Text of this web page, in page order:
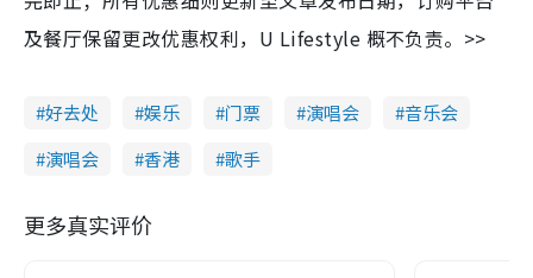
及餐厅保留更改优惠权利，U Lifestyle 概不负责。>>
好去处 娱乐 门票 演唱会
音乐会
演唱会
香港 歌手
更多真实评价